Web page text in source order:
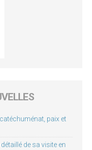
paix et
de sa visite en